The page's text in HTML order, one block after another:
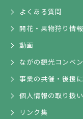
よくある質問
開花・果物狩り情報
動画
ながの観光コンベ
事業の共催・後援
個人情報の取り扱
リンク集